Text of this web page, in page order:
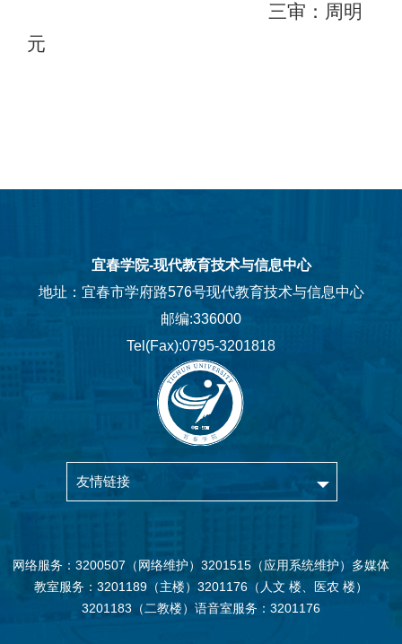
三审：周明
元
宜春学院-现代教育技术与信息中心
地址：宜春市学府路576号现代教育技术与信息中心
邮编:336000
Tel(Fax):0795-3201818
友情链接
网络服务：3200507（网络维护）3201515（应用系统维护）多媒体
教室服务：3201189（主楼）3201176（人文 楼、医农 楼）
3201183（二教楼）语音室服务：3201176